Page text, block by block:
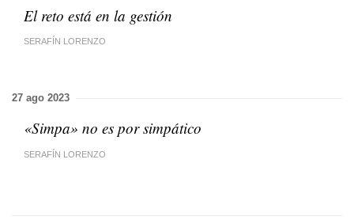
El reto está en la gestión
SERAFÍN LORENZO
27 ago 2023
«Simpa» no es por simpático
SERAFÍN LORENZO